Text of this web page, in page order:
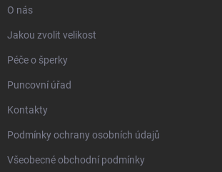
O nás
Jakou zvolit velikost
Péče o šperky
Puncovní úřad
Kontakty
Podmínky ochrany osobních údajů
Všeobecné obchodní podmínky